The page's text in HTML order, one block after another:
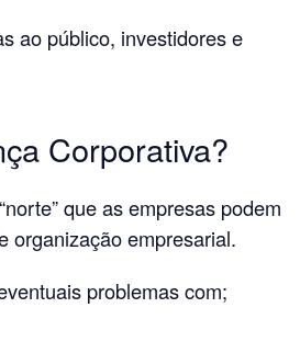
ao público, investidores e
Corporativa?
que as empresas podem
organização empresarial.
problemas com;